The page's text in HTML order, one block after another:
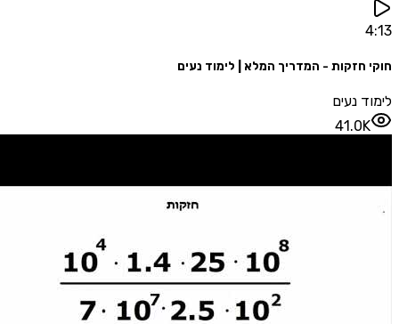
- המדריך המלא | לימוד נעים
נעים